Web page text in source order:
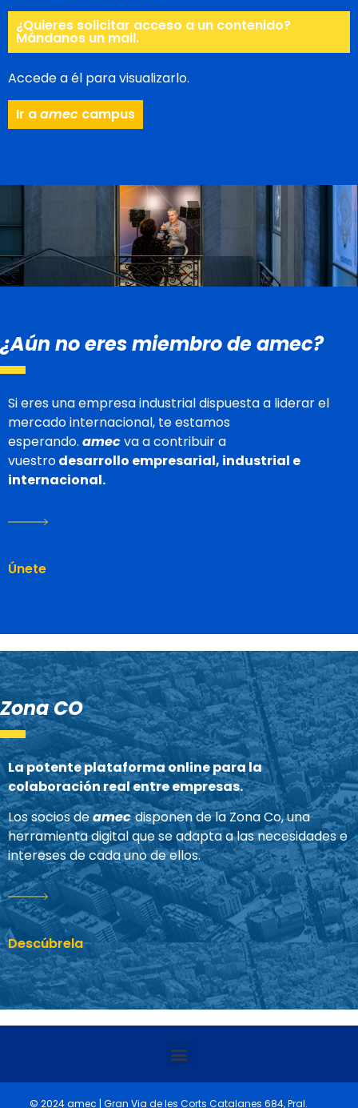
¿Quieres solicitar acceso a un contenido?
Mándanos un mail.
Accede a él para visualizarlo.
Ir aamec campus
¿Aún no eres miembro de amec?
Si eres una empresa industrial dispuesta a liderar el
mercado internacional, te estamos
esperando. amecva a contribuir a
vuestrodesarrollo empresarial, industrial e
internacional.
Únete
Zona CO
La potente plataforma online para la
colaboración real entre empresas.
Los socios deamec disponen de la Zona Co, una
herramienta digital que se adapta a las necesidades e
intereses de cada uno de ellos.
Descúbrela
© 2024 amec | Gran Via de les Corts Catalanes 684, Pral.